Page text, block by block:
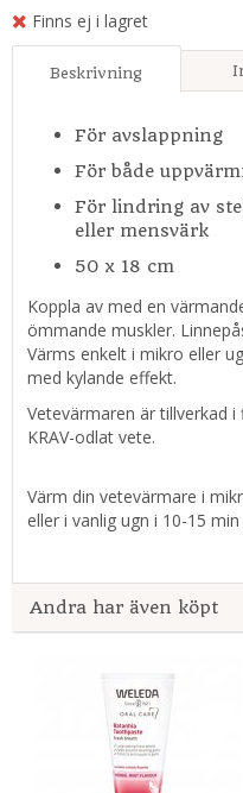
Finns ej i lagret
Beskrivning
För avslappning
För både
För lindring av
eller mensvärk
50 x 18 cm
Koppla av med en
ömmande muskler.
Värms enkelt i mikro eller
med kylande effekt.
Vetevärmaren är tillverkad
KRAV-odlat vete.
Värm din vetevärmare i
eller i vanlig ugn i 10-15
Andra har även köpt